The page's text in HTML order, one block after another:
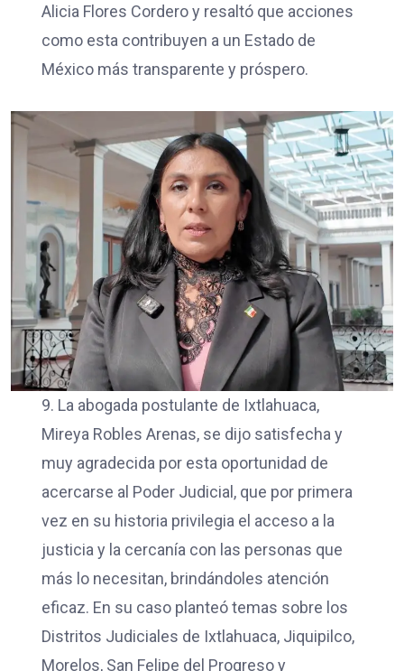
Alicia Flores Cordero y resaltó que acciones
como esta contribuyen a un Estado de
México más transparente y próspero.
9. La abogada postulante de Ixtlahuaca,
Mireya Robles Arenas, se dijo satisfecha y
muy agradecida por esta oportunidad de
acercarse al Poder Judicial, que por primera
vez en su historia privilegia el acceso a la
justicia y la cercanía con las personas que
más lo necesitan, brindándoles atención
eficaz. En su caso planteó temas sobre los
Distritos Judiciales de Ixtlahuaca, Jiquipilco,
Morelos, San Felipe del Progreso y